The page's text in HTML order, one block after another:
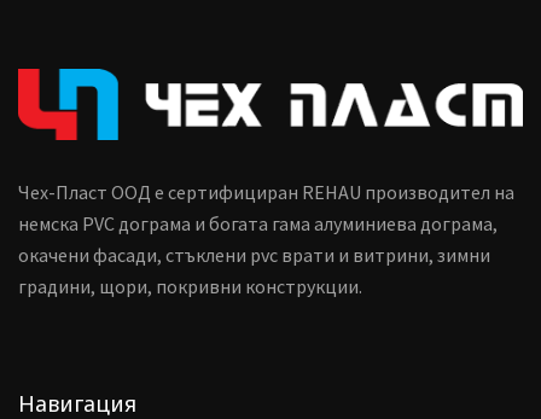
Чех-Пласт ООД е сертифициран REHAU производител на
немска PVC дограма и богата гама алуминиева дограма,
окачени фасади, стъклени pvc врати и витрини, зимни
градини, щори, покривни конструкции.
Навигация